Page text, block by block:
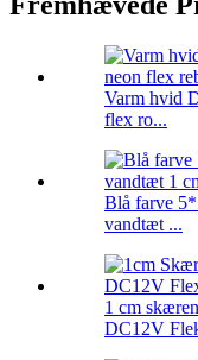
Varm hvid
flex ro...
Blå farve
vandtæt ...
1 cm
DC12V